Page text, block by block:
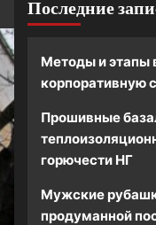
Последние
Методы и этапы
корпоративную
Прошивные
горючести НГ
Мужские
продуманной